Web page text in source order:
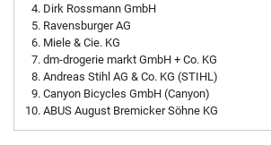
Dirk Rossmann GmbH
Ravensburger AG
Miele & Cie. KG
dm-drogerie markt GmbH + Co. KG
Andreas Stihl AG & Co. KG (STIHL)
Canyon Bicycles GmbH (Canyon)
ABUS August Bremicker Söhne KG